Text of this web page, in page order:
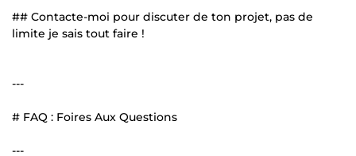
## Contacte-moi pour discuter de ton projet, pas de
limite je sais tout faire !
---
# FAQ : Foires Aux Questions
---